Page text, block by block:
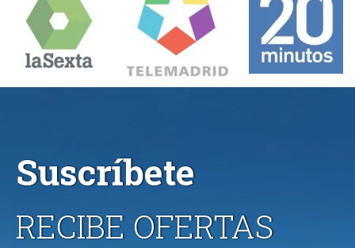
Suscríbete
RECIBE OFERTAS